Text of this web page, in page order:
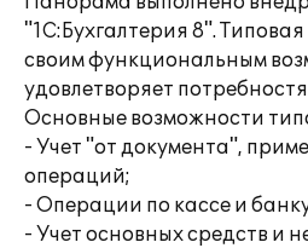
"1С:Бухгалтерия 8".
своим функциональным
удовлетворяет
Основные возможности
- Учет "от документа",
операций;
- Операции по кассе и
- Учет основных средств и